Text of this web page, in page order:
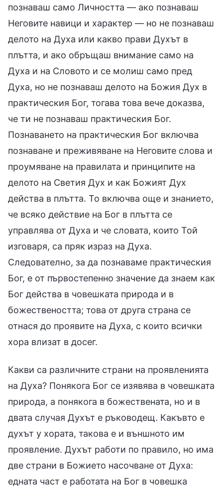
познаваш само Личността — ако познаваш
Неговите навици и характер — но не познаваш
делото на Духа или какво прави Духът в
плътта, и ако обръщаш внимание само на
Духа и на Словото и се молиш само пред
Духа, но не познаваш делото на Божия Дух в
практическия Бог, тогава това вече доказва,
че ти не познаваш практическия Бог.
Познаването на практическия Бог включва
познаване и преживяване на Неговите слова и
проумяване на правилата и принципите на
делото на Светия Дух и как Божият Дух
действа в плътта. То включва още и знанието,
че всяко действие на Бог в плътта се
управлява от Духа и че словата, които Той
изговаря, са пряк израз на Духа.
Следователно, за да познаваме практическия
Бог, е от първостепенно значение да знаем как
Бог действа в човешката природа и в
божествеността; това от друга страна се
отнася до проявите на Духа, с които всички
хора влизат в досег.
Какви са различните страни на проявленията
на Духа? Понякога Бог се изявява в човешката
природа, а понякога в божествената, но и в
двата случая Духът е ръководещ. Какъвто е
духът у хората, такова е и външното им
проявление. Духът работи по правило, но има
две страни в Божието насочване от Духа:
едната част е работата на Бог в човешка